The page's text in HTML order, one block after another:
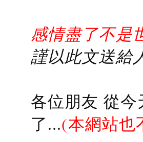
感情盡了不是
謹以此文送給
各位朋友 從
了...(本網站也